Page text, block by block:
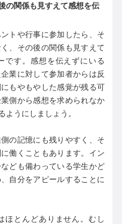
の関係も見すえて感想を伝
トや行事に参加したら、そ
、その後の関係も見すえて
です。感想を伝えずにいる
業に対して参加者からは反
もやもやした感覚が残る可
側から感想を求められなか
ようにしましょう。
の記憶にも残りやすく、そ
働くこともあります。イン
ども備わっている学生かど
自分をアピールすることに
ほとんどありません。むし